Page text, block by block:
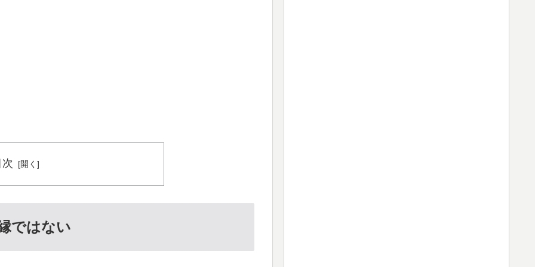
ではない